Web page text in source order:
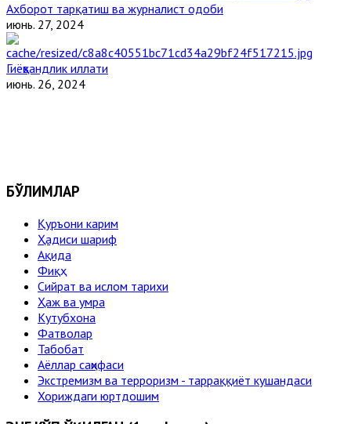
Ахборот тарқатиш ва журналист одоби
июнь. 27, 2024
Гиёҳвандлик иллати
июнь. 26, 2024
БЎЛИМЛАР
Қуръони карим
Ҳадиси шариф
Ақида
Фиқҳ
Сийрат ва ислом тарихи
Ҳаж ва умра
Кутубхона
Фатволар
Табобат
Аёллар саҳифаси
Экстремизм ва терроризм - тарраққиёт кушандаси
Хориждаги юртдошим